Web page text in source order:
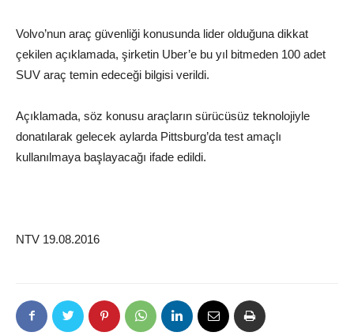
Volvo’nun araç güvenliği konusunda lider olduğuna dikkat
çekilen açıklamada, şirketin Uber’e bu yıl bitmeden 100 adet
SUV araç temin edeceği bilgisi verildi.
Açıklamada, söz konusu araçların sürücüsüz teknolojiyle
donatılarak gelecek aylarda Pittsburg’da test amaçlı
kullanılmaya başlayacağı ifade edildi.
NTV 19.08.2016